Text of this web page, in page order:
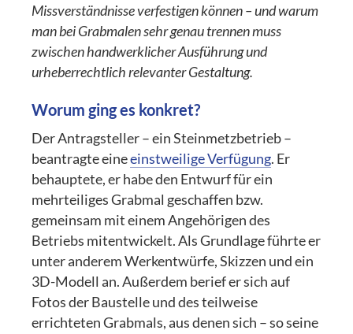
Missverständnisse verfestigen können – und warum
man bei Grabmalen sehr genau trennen muss
zwischen handwerklicher Ausführung und
urheberrechtlich relevanter Gestaltung.
Worum ging es konkret?
Der Antragsteller – ein Steinmetzbetrieb –
beantragte eineeinstweilige Verfügung. Er
behauptete, er habe den Entwurf für ein
mehrteiliges Grabmal geschaffen bzw.
gemeinsam mit einem Angehörigen des
Betriebs mitentwickelt. Als Grundlage führte er
unter anderem Werkentwürfe, Skizzen und ein
3D-Modell an. Außerdem berief er sich auf
Fotos der Baustelle und des teilweise
errichteten Grabmals, aus denen sich – so seine